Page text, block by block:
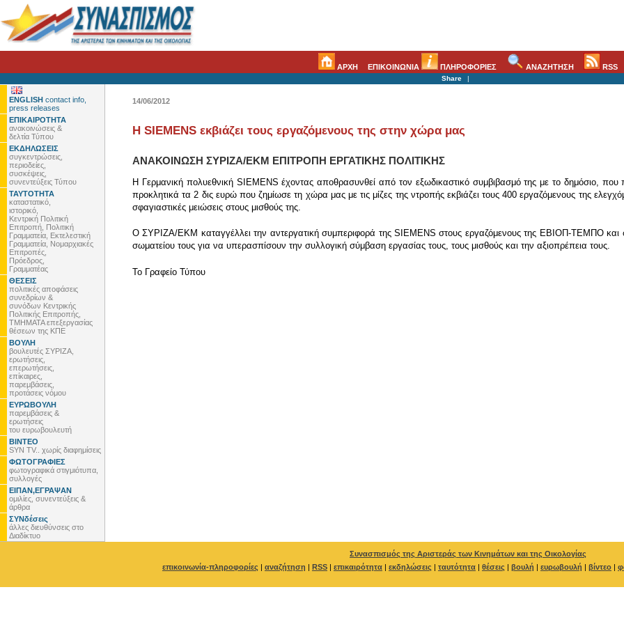
ΑΡΧΗ ΕΠΙΚΟΙΝΩΝΙΑ ΠΛΗΡΟΦΟΡΙΕΣ ΑΝΑΖΗΤΗΣΗ RSS
Share |
ENGLISH contact info,
press releases
ΕΠΙΚΑΙΡΟΤΗΤΑ
ανακοινώσεις &
δελτία Τύπου
ΕΚΔΗΛΩΣΕΙΣ
συγκεντρώσεις,
περιοδείες,
συσκέψεις,
συνεντεύξεις Τύπου
ΤΑΥΤΟΤΗΤΑ
καταστατικό,
ιστορικό,
Κεντρική Πολιτική
Επιτροπή, Πολιτική
Γραμματεία, Εκτελεστική
Γραμματεία, Νομαρχιακές
Επιτροπές,
Πρόεδρος,
Γραμματέας
ΘΕΣΕΙΣ
πολιτικές αποφάσεις
συνεδρίων &
συνόδων Κεντρικής
Πολιτικής Επιτροπής,
ΤΜΗΜΑΤΑ επεξεργασίας
θέσεων της ΚΠΕ
ΒΟΥΛΗ
βουλευτές ΣΥΡΙΖΑ,
ερωτήσεις,
επερωτήσεις,
επίκαιρες,
παρεμβάσεις,
προτάσεις νόμου
ΕΥΡΩΒΟΥΛΗ
παρεμβάσεις &
ερωτήσεις
του ευρωβουλευτή
ΒΙΝΤΕΟ
SYN TV.. χωρίς διαφημίσεις
ΦΩΤΟΓΡΑΦΙΕΣ
φωτογραφικά στιγμιότυπα,
συλλογές
ΕΙΠΑΝ,ΕΓΡΑΨΑΝ
ομιλίες, συνεντεύξεις &
άρθρα
ΣΥΝδέσεις
άλλες διευθύνσεις στο
Διαδίκτυο
14/06/2012
Η SIEMENS εκβιάζει τους εργαζόμενους της στην χώρα μας
ΑΝΑΚΟΙΝΩΣΗ ΣΥΡΙΖΑ/ΕΚΜ ΕΠΙΤΡΟΠΗ ΕΡΓΑΤΙΚΗΣ ΠΟΛΙΤΙΚΗΣ
Η Γερμανική πολυεθνική SIEMENS έχοντας αποθρασυνθεί από τον εξωδικαστικό συμβιβασμό της με το δημόσιο,
προκλητικά τα 2 δις ευρώ που ζημίωσε τη χώρα μας με τις μίζες της ντροπής εκβιάζει τους 400 εργαζόμενους της
σφαγιαστικές μειώσεις στους μισθούς της.
Ο ΣΥΡΙΖΑ/ΕΚΜ καταγγέλλει την αντεργατική συμπεριφορά της SIEMENS στους εργαζόμενους της ΕΒΙΟΠ-ΤΕΜΠΟ και
σωματείου τους για να υπερασπίσουν την συλλογική σύμβαση εργασίας τους, τους μισθούς και την αξιοπρέπεια τους.
To Γραφείο Τύπου
Συνασπισμός της Αριστεράς των Κινημάτων και της Οικολογίας
επικοινωνία-πληροφορίες | αναζήτηση | RSS | επικαιρότητα | εκδηλώσεις | ταυτότητα | θέσεις | βουλή | ευρωβουλή | βίντεο |